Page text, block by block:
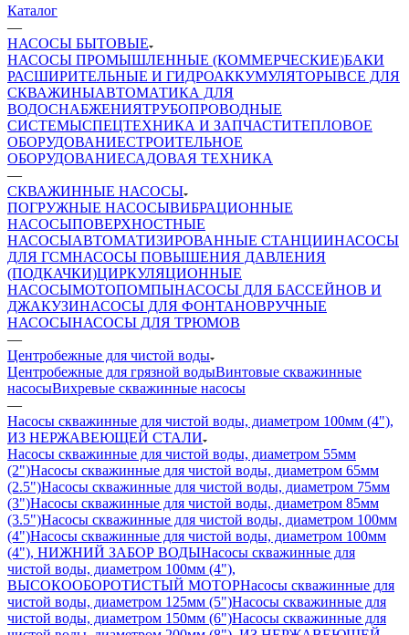
Каталог
—
НАСОСЫ БЫТОВЫЕ
НАСОСЫ ПРОМЫШЛЕННЫЕ (КОММЕРЧЕСКИЕ)БАКИ
РАСШИРИТЕЛЬНЫЕ И ГИДРОАККУМУЛЯТОРЫВСЕ ДЛЯ
СКВАЖИНЫАВТОМАТИКА ДЛЯ
ВОДОСНАБЖЕНИЯТРУБОПРОВОДНЫЕ
СИСТЕМЫСПЕЦТЕХНИКА И ЗАПЧАСТИТЕПЛОВОЕ
ОБОРУДОВАНИЕСТРОИТЕЛЬНОЕ
ОБОРУДОВАНИЕСАДОВАЯ ТЕХНИКА
—
СКВАЖИННЫЕ НАСОСЫ
ПОГРУЖНЫЕ НАСОСЫВИБРАЦИОННЫЕ
НАСОСЫПОВЕРХНОСТНЫЕ
НАСОСЫАВТОМАТИЗИРОВАННЫЕ СТАНЦИИНАСОСЫ
ДЛЯ ГСМНАСОСЫ ПОВЫШЕНИЯ ДАВЛЕНИЯ
(ПОДКАЧКИ)ЦИРКУЛЯЦИОННЫЕ
НАСОСЫМОТОПОМПЫНАСОСЫ ДЛЯ БАССЕЙНОВ И
ДЖАКУЗИНАСОСЫ ДЛЯ ФОНТАНОВРУЧНЫЕ
НАСОСЫНАСОСЫ ДЛЯ ТРЮМОВ
—
Центробежные для чистой воды
Центробежные для грязной водыВинтовые скважинные
насосыВихревые скважинные насосы
—
Насосы скважинные для чистой воды, диаметром 100мм (4"),
ИЗ НЕРЖАВЕЮЩЕЙ СТАЛИ
Насосы скважинные для чистой воды, диаметром 55мм
(2")Насосы скважинные для чистой воды, диаметром 65мм
(2.5")Насосы скважинные для чистой воды, диаметром 75мм
(3")Насосы скважинные для чистой воды, диаметром 85мм
(3.5")Насосы скважинные для чистой воды, диаметром 100мм
(4")Насосы скважинные для чистой воды, диаметром 100мм
(4"), НИЖНИЙ ЗАБОР ВОДЫНасосы скважинные для
чистой воды, диаметром 100мм (4"),
ВЫСОКООБОРОТИСТЫЙ МОТОРНасосы скважинные для
чистой воды, диаметром 125мм (5")Насосы скважинные для
чистой воды, диаметром 150мм (6")Насосы скважинные для